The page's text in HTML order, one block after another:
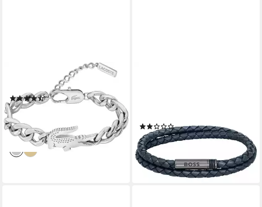
Armkette CROCODILE
(18)
70,31 €
-11%
lieferbar - in 1-2 Werktagen bei dir
(1)
99,00 €
lieferbar - in 1-2 Werktagen bei dir